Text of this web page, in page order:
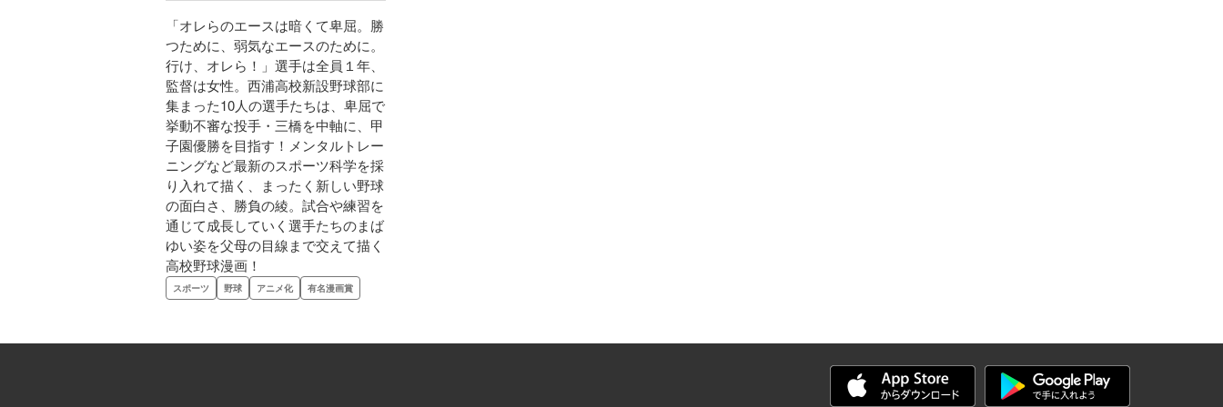
「オレらのエースは暗くて卑屈。勝
つために、弱気なエースのために。
行け、オレら！」選手は全員１年、
監督は女性。西浦高校新設野球部に
集まった10人の選手たちは、卑屈で
挙動不審な投手・三橋を中軸に、甲
子園優勝を目指す！メンタルトレー
ニングなど最新のスポーツ科学を採
り入れて描く、まったく新しい野球
の面白さ、勝負の綾。試合や練習を
通じて成長していく選手たちのまば
ゆい姿を父母の目線まで交えて描く
高校野球漫画！
スポーツ 野球 アニメ化 有名漫画賞